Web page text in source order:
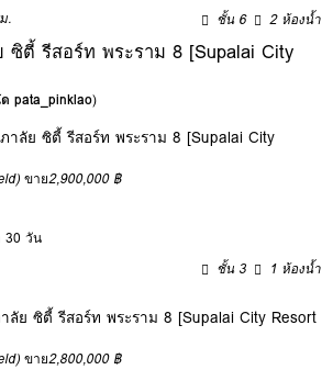
. ชั้น 6 2 ห้องน้ำ
ตี้ รีสอร์ท พระราม 8 [Supalai City
pata_pinklao)
ลัย ซิตี้ รีสอร์ท พระราม 8 [Supalai City
ขาย2,900,000 ฿
30 วัน
ชั้น 3
1 ห้องน้ำ
ย ซิตี้ รีสอร์ท พระราม 8 [Supalai City Resort
ขาย2,800,000 ฿